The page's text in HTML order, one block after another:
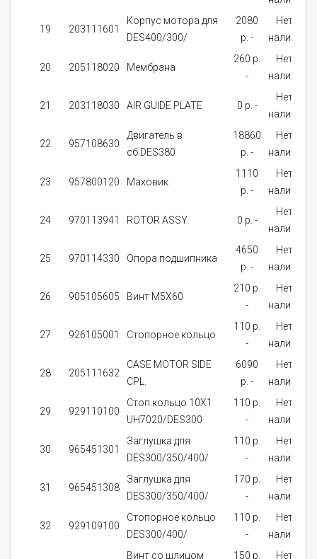
19 203111601
Корпус мотора для
DES400/300/
2080
p. -
Нет в
наличии
20 205118020 Мембрана
260 p.
-
Нет в
наличии
21 203118030 AIR GUIDE PLATE 0 p. -
Нет в
наличии
22 957108630
Двигатель в
сб.DES380
18860
p. -
Нет в
наличии
23 957800120 Маховик
1110
p. -
Нет в
наличии
24 970113941 ROTOR ASSY. 0 p. -
Нет в
наличии
25 970114330 Опора подшипника
4650
p. -
Нет в
наличии
26 905105605 Винт M5X60
210 p.
-
Нет в
наличии
27 926105001 Стопорное кольцо
110 p.
-
Нет в
наличии
28 205111632
CASE MOTOR SIDE
CPL.
6090
p. -
Нет в
наличии
29 929110100
Стоп.кольцо 10X1
UH7020/DES300
110 p.
-
Нет в
наличии
30 965451301
Заглушка для
DES300/350/400/
110 p.
-
Нет в
наличии
31 965451308
Заглушка для
DES300/350/400/
170 p.
-
Нет в
наличии
32 929109100
Стопорное кольцо
DES300/400/
110 p.
-
Нет в
наличии
Винт со шлицом
150 p.
Нет в